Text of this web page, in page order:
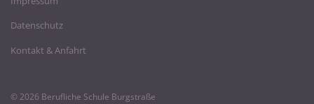
Datenschutz
Kontakt & Anfahrt
© 2026 Berufliche Schule Burgstraße